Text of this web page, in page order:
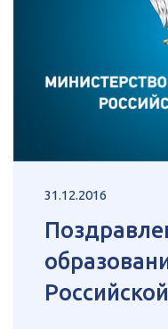
31.12.2016